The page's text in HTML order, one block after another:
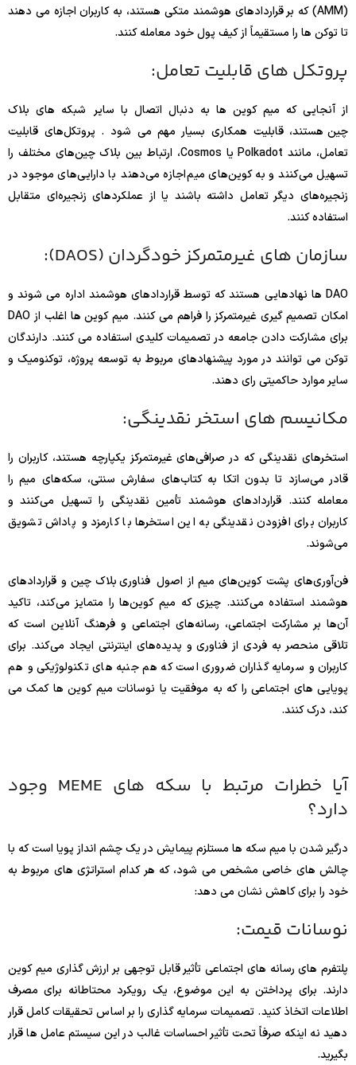
(AMM) که بر قراردادهای هوشمند متکی هستند، به کاربران اجازه می دهند
تا توکن ها را مستقیماً از کیف پول خود معامله کنند.
پروتکل های قابلیت تعامل:
از آنجایی که میم کوین ها به دنبال اتصال با سایر شبکه های بلاک
چین هستند، قابلیت همکاری بسیار مهم می شود . پروتکل‌های قابلیت
تعامل، مانند Polkadot یا Cosmos، ارتباط بین بلاک چین‌های مختلف را
تسهیل می‌کنند و به کوین‌های میم اجازه می‌دهند با دارایی‌های موجود در
زنجیره‌های دیگر تعامل داشته باشند یا از عملکردهای زنجیره‌ای متقابل
استفاده کنند.
سازمان های غیرمتمرکز خودگردان (DAOS):
DAO ها نهادهایی هستند که توسط قراردادهای هوشمند اداره می شوند و
امکان تصمیم گیری غیرمتمرکز را فراهم می کنند. میم کوین ها اغلب از DAO
برای مشارکت دادن جامعه در تصمیمات کلیدی استفاده می کنند. دارندگان
توکن می توانند در مورد پیشنهادهای مربوط به توسعه پروژه، توکنومیک و
سایر موارد حاکمیتی رای دهند.
مکانیسم های استخر نقدینگی:
استخرهای نقدینگی که در صرافی‌های غیرمتمرکز یکپارچه هستند، کاربران را
قادر می‌سازد تا بدون اتکا به کتاب‌های سفارش سنتی، سکه‌های میم را
معامله کنند. قراردادهای هوشمند تأمین نقدینگی را تسهیل می‌کنند و
کاربران برای افزودن نقدینگی به این استخرها با کارمزد و پاداش تشویق
می‌شوند.
فن‌آوری‌های پشت کوین‌های میم از اصول فناوری بلاک چین و قراردادهای
هوشمند استفاده می‌کنند. چیزی که میم کوین‌ها را متمایز می‌کند، تاکید
آن‌ها بر مشارکت اجتماعی، رسانه‌های اجتماعی و فرهنگ آنلاین است که
تلاقی منحصر به فردی از فناوری و پدیده‌های اینترنتی ایجاد می‌کند. برای
کاربران و سرمایه گذاران ضروری است که هم جنبه های تکنولوژیکی و هم
پویایی های اجتماعی را که به موفقیت یا نوسانات میم کوین ها کمک می
کند، درک کنند.
آیا خطرات مرتبط با سکه های MEME وجود
دارد؟
درگیر شدن با میم سکه ها مستلزم پیمایش در یک چشم انداز پویا است که با
چالش های خاصی مشخص می شود، که هر کدام استراتژی های مربوط به
خود را برای کاهش نشان می دهد:
نوسانات قیمت:
پلتفرم های رسانه های اجتماعی تأثیر قابل توجهی بر ارزش گذاری میم کوین
دارند. برای پرداختن به این موضوع، یک رویکرد محتاطانه برای مصرف
اطلاعات اتخاذ کنید. تصمیمات سرمایه گذاری را بر اساس تحقیقات کامل قرار
دهید نه اینکه صرفاً تحت تأثیر احساسات غالب در این سیستم عامل ها قرار
بگیرید.